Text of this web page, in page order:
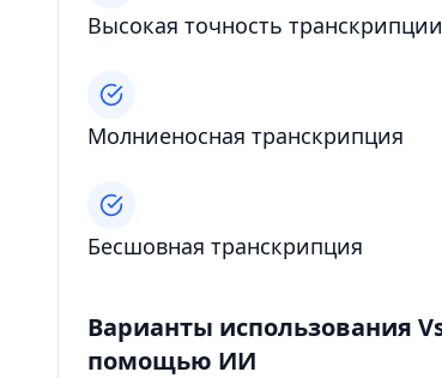
Высокая точность транскрипции
Молниеносная транскрипция
Бесшовная транскрипция
Варианты использования
помощью ИИ